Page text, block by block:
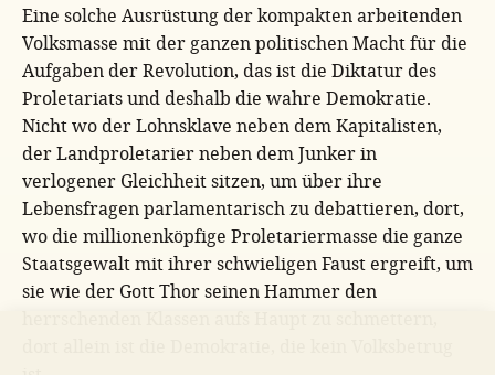
Eine solche Ausrüstung der kompakten arbeitenden
Volksmasse mit der ganzen politischen Macht für die
Aufgaben der Revolution, das ist die Diktatur des
Proletariats und deshalb die wahre Demokratie.
Nicht wo der Lohnsklave neben dem Kapitalisten,
der Landproletarier neben dem Junker in
verlogener Gleichheit sitzen, um über ihre
Lebensfragen parlamentarisch zu debattieren, dort,
wo die millionenköpfige Proletariermasse die ganze
Staatsgewalt mit ihrer schwieligen Faust ergreift, um
sie wie der Gott Thor seinen Hammer den